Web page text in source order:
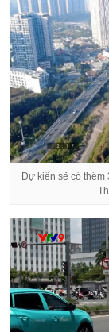
Dự kiến sẽ có